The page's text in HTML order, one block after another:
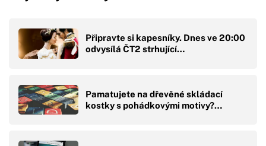
Připravte si kapesníky. Dnes ve 20:00
odvysílá ČT2 strhující…
Pamatujete na dřevěné skládací
kostky s pohádkovými motivy?…